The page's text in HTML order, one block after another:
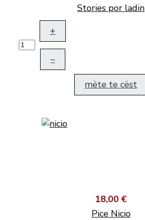
Stories por ladin
+
–
mëte te cëst
18,00 €
Pice Nicio